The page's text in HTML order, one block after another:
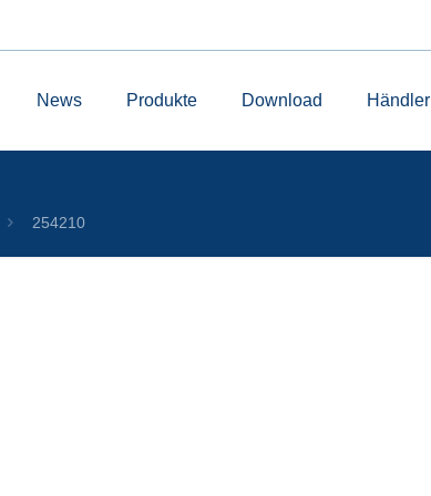
News Produkte Download Händler
254210